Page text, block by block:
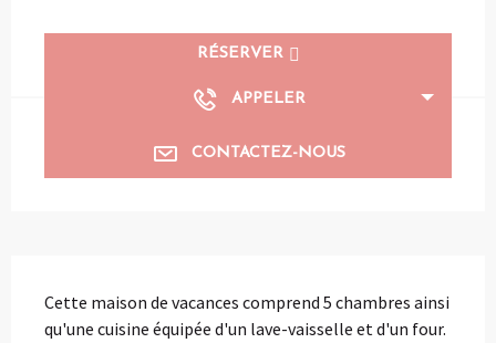
RÉSERVER
APPELER
CONTACTEZ-NOUS
Cette maison de vacances comprend 5 chambres ainsi
qu'une cuisine équipée d'un lave-vaisselle et d'un four.